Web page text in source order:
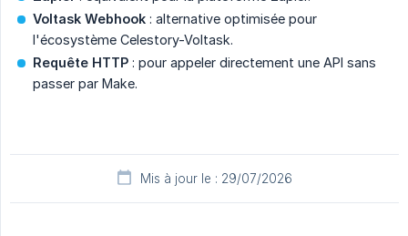
Voltask Webhook : alternative optimisée pour
l'écosystème Celestory-Voltask.
Requête HTTP : pour appeler directement une API sans
passer par Make.
Mis à jour le : 29/07/2026